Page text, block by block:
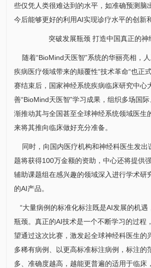
些仅凭人类很难达到的水平，如准确预测脑
今后能够更好的利用AI实现诊疗水平的创新
突破发展瓶颈 打造中国真正的神
随着“BioMind天医智”系统的华丽亮相，
疾病医疗领域带来的颠覆性“技术革命“也正
赛结束后，国家神经系统疾病临床研究中心
善“BioMind天医智”学习成果，组织多场国
渐推动其与全国甚至全球神经系统领域医生
来将其推向临床做好充分准备。
同时，向国内医疗机构和神经科医生发出
题将获得100万金额的资助，中心还将提供
辅助课题组在感兴趣的领域深入进行学术研
的AI产品。
“大量病例的标准化标注既是AI发展的机遇
瓶颈。真正的AI技术是一个不断学习的过程
望通过这次比赛，激发起全球神经科医生的
多稀有病例、以更高标准标注病例，标注的
多、准确度越高，越能更普遍的适用于临床